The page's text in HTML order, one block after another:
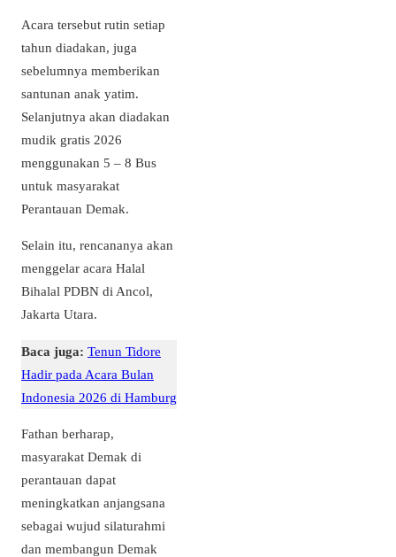
Acara tersebut rutin setiap
tahun diadakan, juga
sebelumnya memberikan
santunan anak yatim.
Selanjutnya akan diadakan
mudik gratis 2026
menggunakan 5 – 8 Bus
untuk masyarakat
Perantauan Demak.
Selain itu, rencananya akan
menggelar acara Halal
Bihalal PDBN di Ancol,
Jakarta Utara.
Baca juga: Tenun Tidore
Hadir pada Acara Bulan
Indonesia 2026 di Hamburg
Fathan berharap,
masyarakat Demak di
perantauan dapat
meningkatkan anjangsana
sebagai wujud silaturahmi
dan membangun Demak